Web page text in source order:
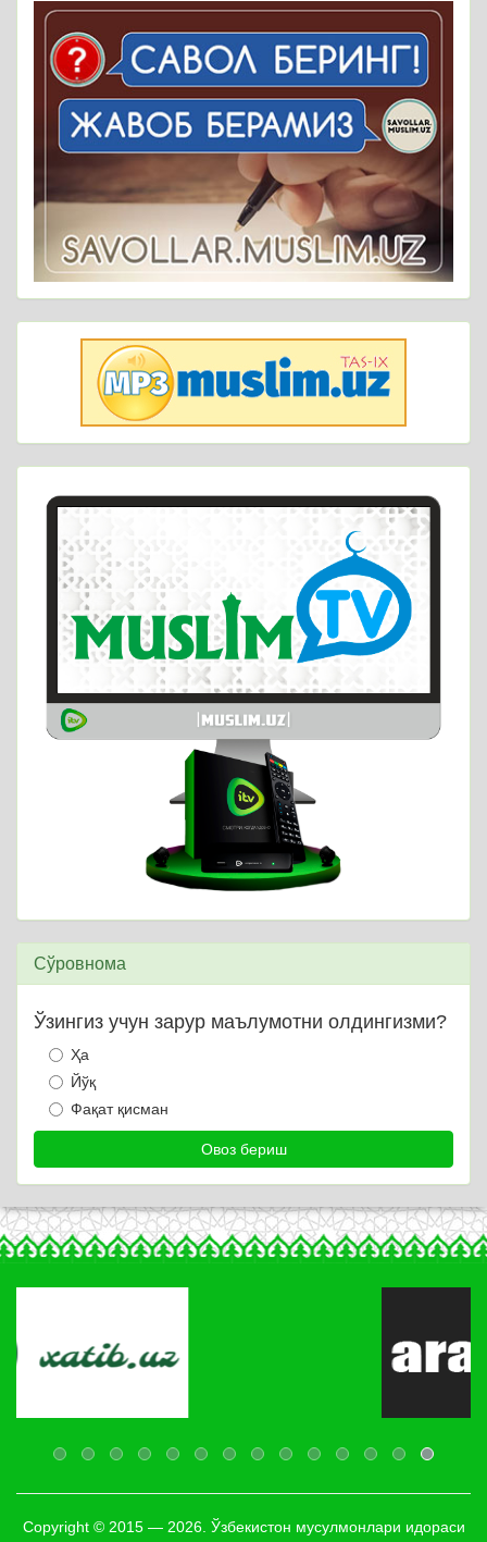
Сўровнома
Ўзингиз учун зарур маълумотни олдингизми?
Ҳа
Йўқ
Фақат қисман
Copyright © 2015 — 2026. Ўзбекистон мусулмонлари идораси